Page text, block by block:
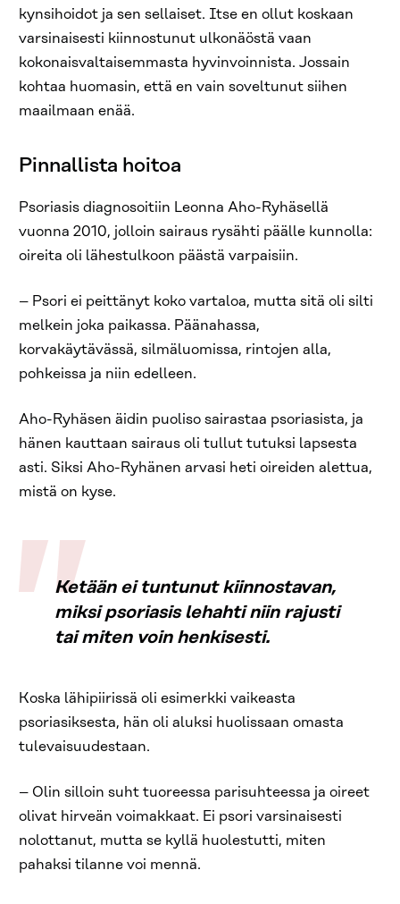
kynsihoidot ja sen sellaiset. Itse en ollut koskaan
varsinaisesti kiinnostunut ulkonäöstä vaan
kokonaisvaltaisemmasta hyvinvoinnista. Jossain
kohtaa huomasin, että en vain soveltunut siihen
maailmaan enää.
Pinnallista hoitoa
Psoriasis diagnosoitiin Leonna Aho-Ryhäsellä
vuonna 2010, jolloin sairaus rysähti päälle kunnolla:
oireita oli lähestulkoon päästä varpaisiin.
– Psori ei peittänyt koko vartaloa, mutta sitä oli silti
melkein joka paikassa. Päänahassa,
korvakäytävässä, silmäluomissa, rintojen alla,
pohkeissa ja niin edelleen.
Aho-Ryhäsen äidin puoliso sairastaa psoriasista, ja
hänen kauttaan sairaus oli tullut tutuksi lapsesta
asti. Siksi Aho-Ryhänen arvasi heti oireiden alettua,
mistä on kyse.
Ketään ei tuntunut kiinnostavan,
miksi psoriasis lehahti niin rajusti
tai miten voin henkisesti.
Koska lähipiirissä oli esimerkki vaikeasta
psoriasiksesta, hän oli aluksi huolissaan omasta
tulevaisuudestaan.
– Olin silloin suht tuoreessa parisuhteessa ja oireet
olivat hirveän voimakkaat. Ei psori varsinaisesti
nolottanut, mutta se kyllä huolestutti, miten
pahaksi tilanne voi mennä.